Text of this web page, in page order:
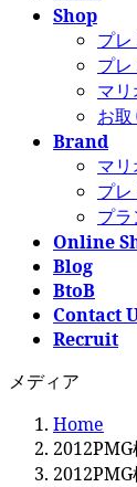
Shop
プ
プ
マ
お
Brand
マ
プ
プ
Online
Blog
BtoB
Contact
Recruit
メディア
Home